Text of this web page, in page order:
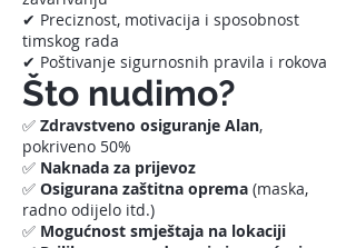
✔ Preciznost, motivacija i sposobnost
timskog rada
✔ Poštivanje sigurnosnih pravila i rokova
Što nudimo?
✅ Zdravstveno osiguranje Alan,
pokriveno 50%
✅ Naknada za prijevoz
✅ Osigurana zaštitna oprema (maska,
radno odijelo itd.)
✅ Mogućnost smještaja na lokaciji